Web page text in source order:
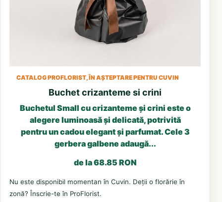
CATALOG PROFLORIST, ÎN AȘTEPTARE PENTRU CUVIN
Buchet crizanteme si crini
Buchetul Small cu crizanteme și crini este o
alegere luminoasă și delicată, potrivită
pentru un cadou elegant și parfumat. Cele 3
gerbera galbene adaugă...
de la 68.85 RON
Nu este disponibil momentan în Cuvin. Deții o florărie în
zonă? Înscrie-te în ProFlorist.